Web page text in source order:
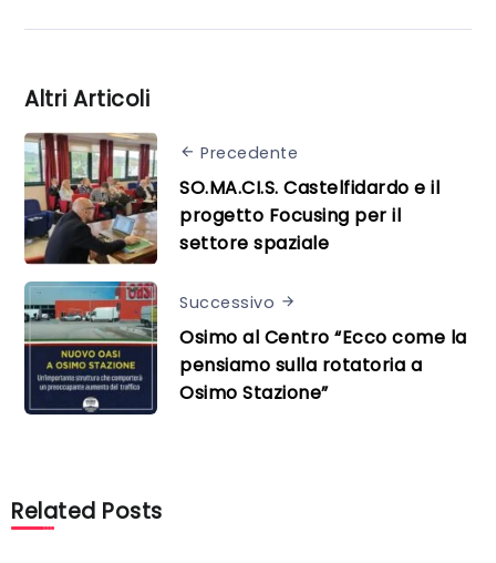
Altri Articoli
Precedente
SO.MA.CI.S. Castelfidardo e il
progetto Focusing per il
settore spaziale
Successivo
Osimo al Centro “Ecco come la
pensiamo sulla rotatoria a
Osimo Stazione”
Related Posts